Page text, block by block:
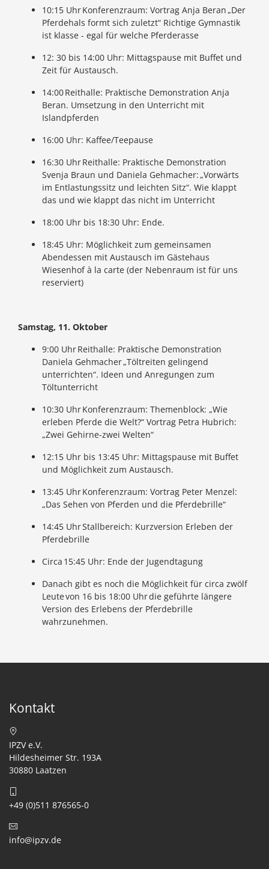
10:15 Uhr Konferenzraum: Vortrag Anja Beran „Der
Pferdehals formt sich zuletzt“ Richtige Gymnastik
ist klasse - egal für welche Pferderasse
12: 30 bis 14:00 Uhr: Mittagspause mit Buffet und
Zeit für Austausch.
14:00 Reithalle: Praktische Demonstration Anja
Beran. Umsetzung in den Unterricht mit
Islandpferden
16:00 Uhr: Kaffee/Teepause
16:30 Uhr Reithalle: Praktische Demonstration
Svenja Braun und Daniela Gehmacher: „Vorwärts
im Entlastungssitz und leichten Sitz“. Wie klappt
das und wie klappt das nicht im Unterricht
18:00 Uhr bis 18:30 Uhr: Ende.
18:45 Uhr: Möglichkeit zum gemeinsamen
Abendessen mit Austausch im Gästehaus
Wiesenhof à la carte (der Nebenraum ist für uns
reserviert)
Samstag, 11. Oktober
9:00 Uhr Reithalle: Praktische Demonstration
Daniela Gehmacher „Töltreiten gelingend
unterrichten“. Ideen und Anregungen zum
Töltunterricht
10:30 Uhr Konferenzraum: Themenblock: „Wie
erleben Pferde die Welt?“ Vortrag Petra Hubrich:
„Zwei Gehirne-zwei Welten“
12:15 Uhr bis 13:45 Uhr: Mittagspause mit Buffet
und Möglichkeit zum Austausch.
13:45 Uhr Konferenzraum: Vortrag Peter Menzel:
„Das Sehen von Pferden und die Pferdebrille“
14:45 Uhr Stallbereich: Kurzversion Erleben der
Pferdebrille
Circa 15:45 Uhr: Ende der Jugendtagung
Danach gibt es noch die Möglichkeit für circa zwölf
Leute von 16 bis 18:00 Uhr die geführte längere
Version des Erlebens der Pferdebrille
wahrzunehmen.
Kontakt
IPZV e.V.
Hildesheimer Str. 193A
30880 Laatzen
+49 (0)511 876565-0
info@ipzv.de